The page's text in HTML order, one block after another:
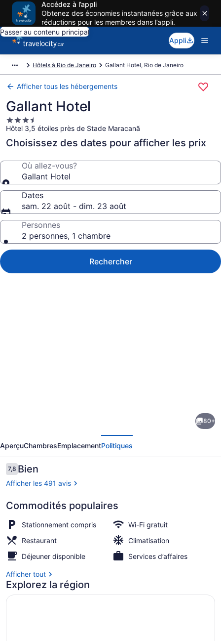
Accédez à l’appli
Obtenez des économies instantanées grâce aux
réductions pour les membres dans l’appli.
Passer au contenu principal
Appli
Hôtels à Rio de Janeiro Gallant Hotel, Rio de Janeiro
Afficher tous les hébergements
Gallant Hotel
Hébergement
3.5 étoiles
Hôtel 3,5 étoiles près de Stade Maracanã
Choisissez des dates pour afficher les prix
Où allez-vous?
Gallant Hotel
Dates
sam. 22 août - dim. 23 août
Personnes
2 personnes, 1 chambre
Rechercher
Gallant
Hotel
Service de café
80+
AperçuChambresEmplacementPolitiques
Avis
7,87,8 sur 10 –
Bien
Afficher les 491 avis
Commodités populaires
Stationnement compris
Wi-Fi gratuit
Restaurant
Climatisation
Déjeuner disponible
Services d’affaires
Afficher tout
Explorez la région